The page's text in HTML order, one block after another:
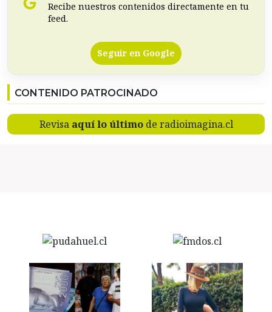
Recibe nuestros contenidos directamente en tu
feed.
Seguir en Google
CONTENIDO PATROCINADO
Revisa aquí lo últimode radioimagina.cl